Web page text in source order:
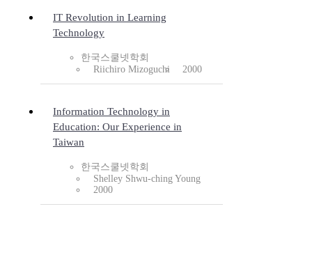
IT Revolution in Learning
Technology
한국스쿨넷학회
Riichiro Mizoguchi
2000
Information Technology in
Education: Our Experience in
Taiwan
한국스쿨넷학회
Shelley Shwu-ching Young
2000